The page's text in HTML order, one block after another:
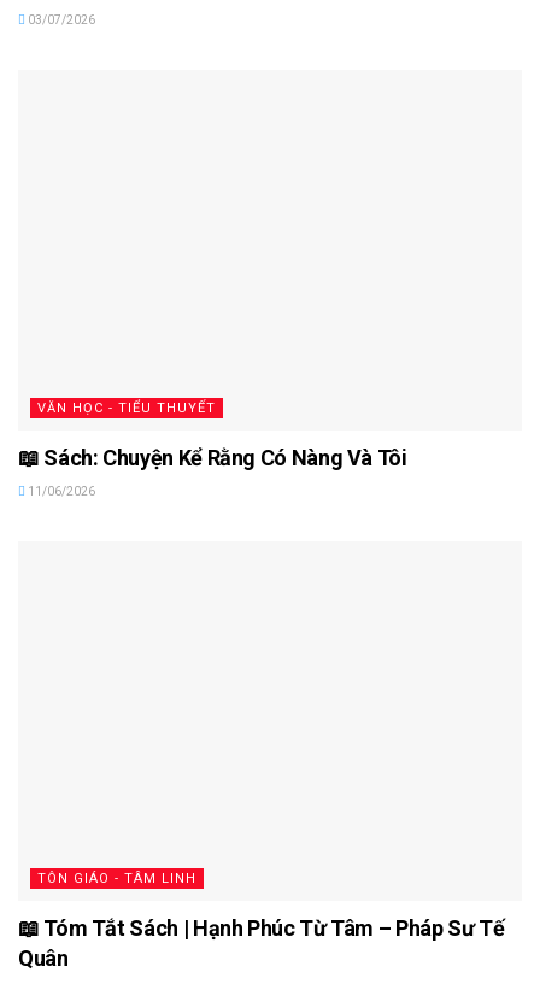
03/07/2026
VĂN HỌC - TIỂU THUYẾT
📖 Sách: Chuyện Kể Rằng Có Nàng Và Tôi
11/06/2026
TÔN GIÁO - TÂM LINH
📖 Tóm Tắt Sách | Hạnh Phúc Từ Tâm – Pháp Sư Tế
Quân